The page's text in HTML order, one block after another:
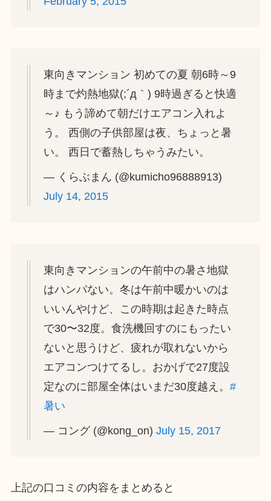
東向きマンション 初めての夏 朝6時～9
時まで灼熱地獄(;´д｀) 9時過ぎると快適
～♪ もう諦めて朝だけエアコン入れよ
う。 西側の子供部屋は夜、ちょっと暑
い。 西日で蓄熱しちゃうみたい。
— くらぶまん (@kumicho96888913)
July 14, 2015
東向きマンションの午前中の暑さ地獄
はハンパない。冬は午前中暖かいのは
いいんやけど、この時期は起きた時点
で30〜32度。食洗機回すのにもったい
ないと思うけど、疲れが取れないから
エアコンつけてるし。おかげで27度設
定なのに部屋全体はいまだ30度越え。 #
暑い
— コング (@kong_on) July 15, 2017
上記の口コミの内容をまとめると